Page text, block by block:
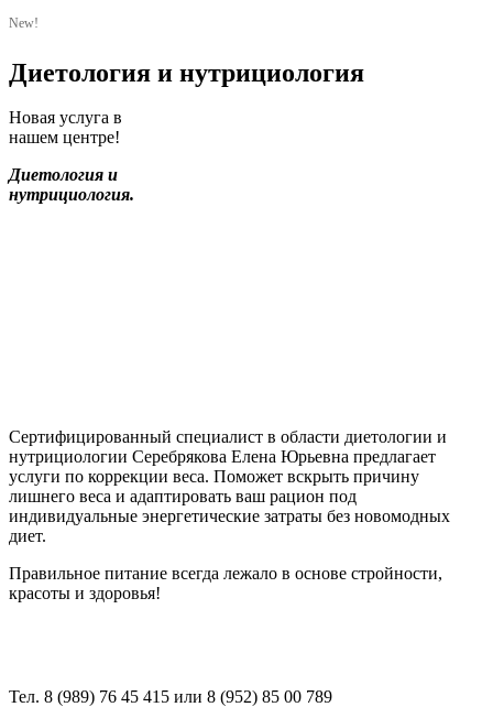
New!
Диетология и нутрициология
Новая услуга в
нашем центре!
Диетология и
нутрициология.
Сертифицированный специалист в области диетологии и
нутрициологии Серебрякова Елена Юрьевна предлагает
услуги по коррекции веса. Поможет вскрыть причину
лишнего веса и адаптировать ваш рацион под
индивидуальные энергетические затраты без новомодных
диет.
Правильное питание всегда лежало в основе стройности,
красоты и здоровья!
Тел. 8 (989) 76 45 415 или 8 (952) 85 00 789